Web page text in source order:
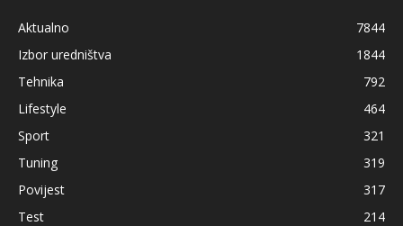
Aktualno
7844
Izbor uredništva
1844
Tehnika
792
Lifestyle
464
Sport
321
Tuning
319
Povijest
317
Test
214